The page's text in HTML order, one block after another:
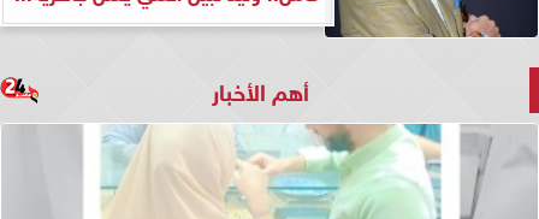
أهم الأخبار